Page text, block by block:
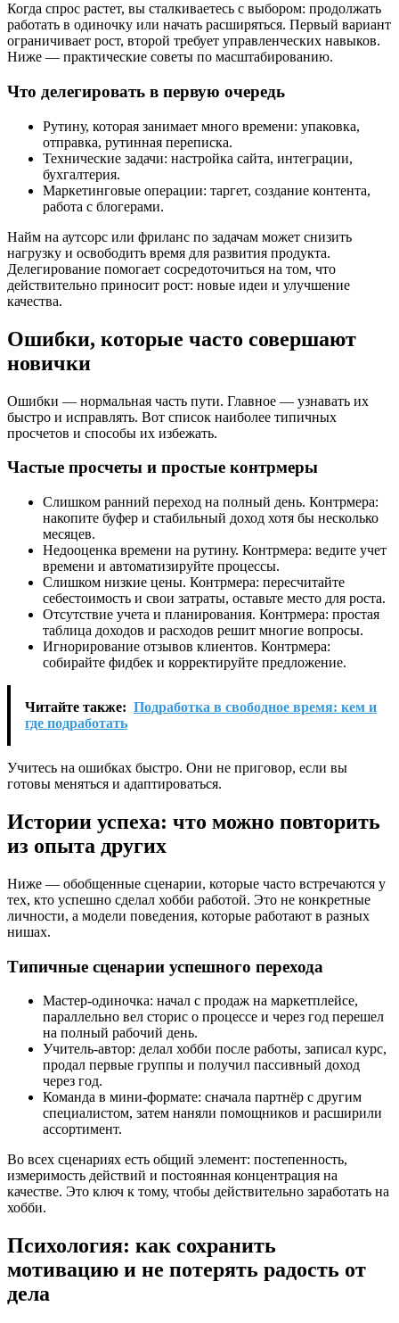
Когда спрос растет, вы сталкиваетесь с выбором: продолжать
работать в одиночку или начать расширяться. Первый вариант
ограничивает рост, второй требует управленческих навыков.
Ниже — практические советы по масштабированию.
Что делегировать в первую очередь
Рутину, которая занимает много времени: упаковка,
отправка, рутинная переписка.
Технические задачи: настройка сайта, интеграции,
бухгалтерия.
Маркетинговые операции: таргет, создание контента,
работа с блогерами.
Найм на аутсорс или фриланс по задачам может снизить
нагрузку и освободить время для развития продукта.
Делегирование помогает сосредоточиться на том, что
действительно приносит рост: новые идеи и улучшение
качества.
Ошибки, которые часто совершают
новички
Ошибки — нормальная часть пути. Главное — узнавать их
быстро и исправлять. Вот список наиболее типичных
просчетов и способы их избежать.
Частые просчеты и простые контрмеры
Слишком ранний переход на полный день. Контрмера:
накопите буфер и стабильный доход хотя бы несколько
месяцев.
Недооценка времени на рутину. Контрмера: ведите учет
времени и автоматизируйте процессы.
Слишком низкие цены. Контрмера: пересчитайте
себестоимость и свои затраты, оставьте место для роста.
Отсутствие учета и планирования. Контрмера: простая
таблица доходов и расходов решит многие вопросы.
Игнорирование отзывов клиентов. Контрмера:
собирайте фидбек и корректируйте предложение.
Читайте также: Подработка в свободное время: кем и
где подработать
Учитесь на ошибках быстро. Они не приговор, если вы
готовы меняться и адаптироваться.
Истории успеха: что можно повторить
из опыта других
Ниже — обобщенные сценарии, которые часто встречаются у
тех, кто успешно сделал хобби работой. Это не конкретные
личности, а модели поведения, которые работают в разных
нишах.
Типичные сценарии успешного перехода
Мастер-одиночка: начал с продаж на маркетплейсе,
параллельно вел сторис о процессе и через год перешел
на полный рабочий день.
Учитель-автор: делал хобби после работы, записал курс,
продал первые группы и получил пассивный доход
через год.
Команда в мини-формате: сначала партнёр с другим
специалистом, затем наняли помощников и расширили
ассортимент.
Во всех сценариях есть общий элемент: постепенность,
измеримость действий и постоянная концентрация на
качестве. Это ключ к тому, чтобы действительно заработать на
хобби.
Психология: как сохранить
мотивацию и не потерять радость от
дела